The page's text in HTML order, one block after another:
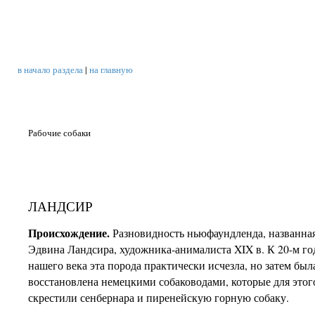
в начало раздела| на главную
Рабочие собаки
ЛАНДСИР
Происхождение.Разновидность ньюфаундленда,
Эдвина Ландсира, художника-анималиста XIX в. К 20-м
нашего века эта порода практически исчезла, но затем
восстановлена немецкими собаководами, которые для
скрестили сенбернара и пиренейскую горную собаку.